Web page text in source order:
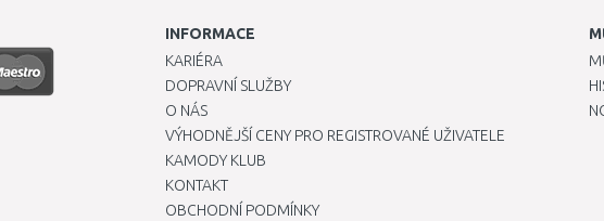
INFORMACE
KARIÉRA
DOPRAVNÍ SLUŽBY
O NÁS
VÝHODNĚJŠÍ CENY PRO REGISTROVANÉ UŽIVATELE
KAMODY KLUB
KONTAKT
OBCHODNÍ PODMÍNKY